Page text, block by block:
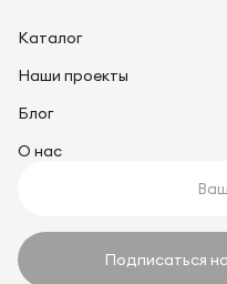
Каталог
Наши проекты
Блог
О нас
Подписаться